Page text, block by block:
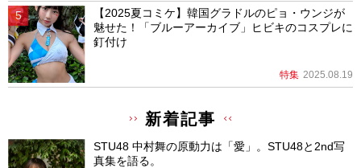
【2025夏コミケ】韓国グラドルのピョ・ウンジが
魅せた！「ブルーアーカイブ」ヒビキのコスプレに
釘付け
特集 2025.08.19
新着記事
STU48 中村舞の原動力は「愛」。STU48と2nd写
真集を語る。